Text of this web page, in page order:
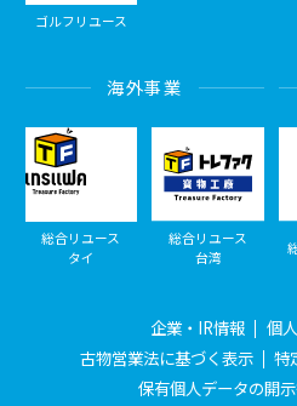
ゴルフリユース
海外事業
総合リユース
タイ
総合リユース
台湾
企業・IR情報
個
古物営業法に基づく表示
特
保有個人データの開